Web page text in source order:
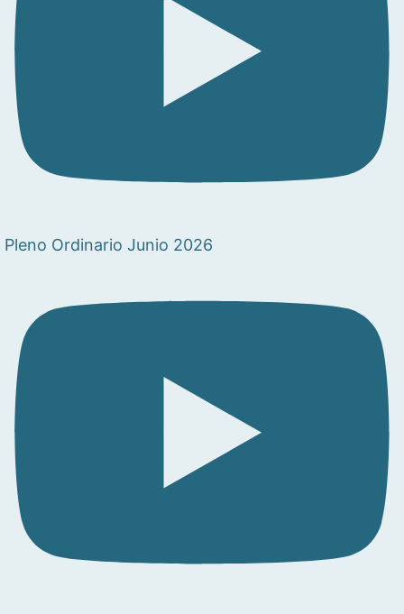
Pleno Ordinario Junio 2026